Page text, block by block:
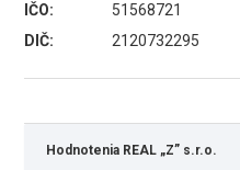
IČO:
51568721
DIČ:
2120732295
Hodnotenia REAL „Z” s.r.o.